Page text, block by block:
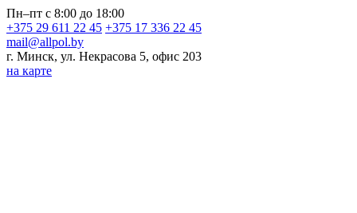
Пн–пт с 8:00 до 18:00
+375 29 611 22 45 +375 17 336 22 45
mail@allpol.by
г. Минск, ул. Некрасова 5, офис 203
на карте